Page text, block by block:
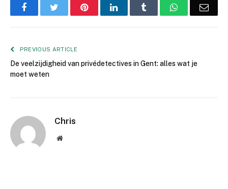
FacebookTwitter PinterestLinkedIn Tumblr WhatsApp
PREVIOUS ARTICLE
De veelzijdigheid van privédetectives in Gent: alles wat je
moet weten
Chris
Website